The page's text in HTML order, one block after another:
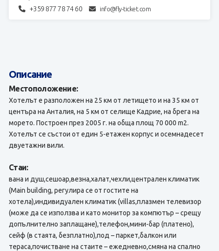
+359 877 78 74 60 info@fly-ticket.com
Описание
Местоположение:
Хотелът е разположен на 25 км от летището и на 35 км от
центъра на Анталия, на 5 км от селище Кадрие, на брега на
морето. Построен през 2005 г. на обща площ 70 000 m2.
Хотелът се състои от един 5-етажен корпус и осемнадесет
двуетажни вили.
Стаи:
вана и душ,сешоар,везна,халат,чехли,централен климатик
(Main building, регулира се от гостите на
хотела),индивидуален климатик (villas,плазмен телевизор
(може да се използва и като монитор за компютър – срещу
допълнително заплащане),телефон,мини-бар (платено),
сейф (в стаята, безплатно),под – паркет,балкон или
тераса,почистване на стаите – ежедневно,смяна на спално